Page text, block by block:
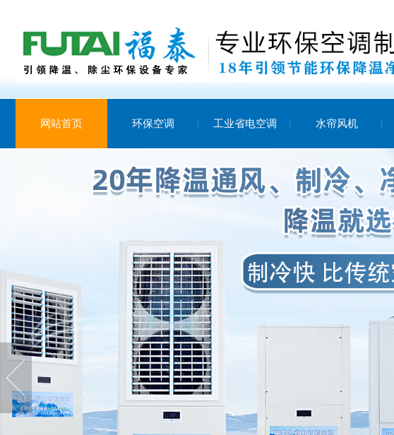
网站首页 环保空调 工业省电空调 水帘风机